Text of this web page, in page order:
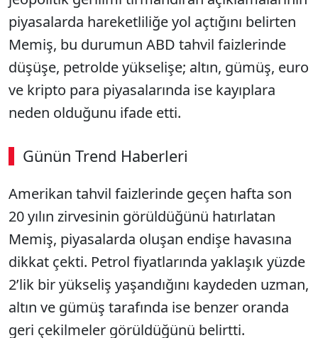
piyasalarda hareketliliğe yol açtığını belirten
Memiş, bu durumun ABD tahvil faizlerinde
düşüşe, petrolde yükselişe; altın, gümüş, euro
ve kripto para piyasalarında ise kayıplara
neden olduğunu ifade etti.
Günün Trend Haberleri
00:03 / 08:06
Sesi Aç
Amerikan tahvil faizlerinde geçen hafta son
20 yılın zirvesinin görüldüğünü hatırlatan
Memiş, piyasalarda oluşan endişe havasına
dikkat çekti. Petrol fiyatlarında yaklaşık yüzde
2’lik bir yükseliş yaşandığını kaydeden uzman,
altın ve gümüş tarafında ise benzer oranda
geri çekilmeler görüldüğünü belirtti.